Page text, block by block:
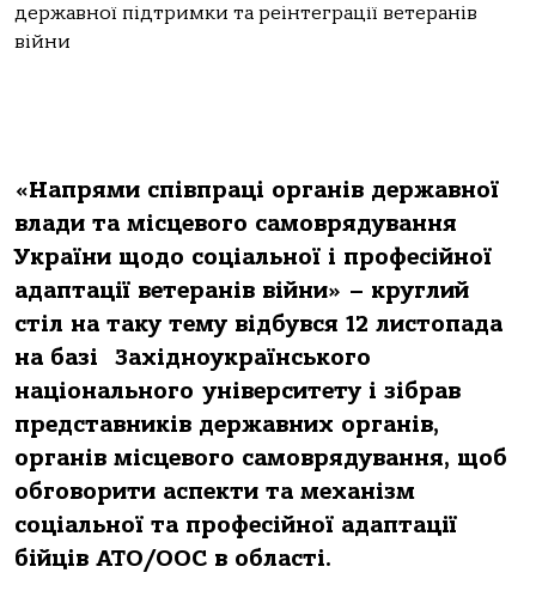
«Напрями співпраці органів державної
влади та місцевого самоврядування
України щодо соціальної і професійної
адаптації ветеранів війни» – круглий
стіл на таку тему відбувся 12 листопада
на базі Західноукраїнського
національного університету і зібрав
представників державних органів,
органів місцевого самоврядування, щоб
обговорити аспекти та механізм
соціальної та професійної адаптації
бійців АТО/ООС в області.